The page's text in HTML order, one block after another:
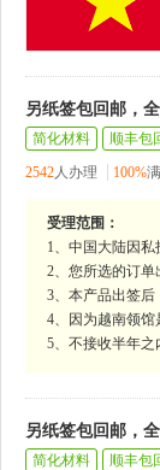
另纸签包回邮，
简化材料 顺丰包
2542人办理 100%
受理范围：
1、中国大陆因私
2、您所选的订
3、本产品出签
4、因为越南领
5、不接收半年
另纸签包回邮，
简化材料 顺丰包